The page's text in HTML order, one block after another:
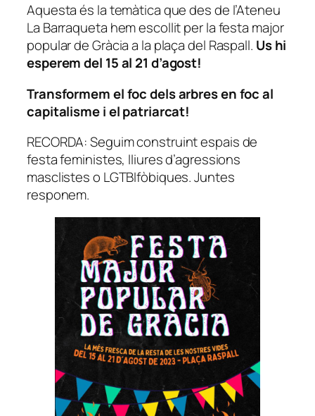
Aquesta és la temàtica que des de l’Ateneu
La Barraqueta hem escollit per la festa major
popular de Gràcia a la plaça del Raspall. Us hi
esperem del 15 al 21 d’agost!
Transformem el foc dels arbres en foc al
capitalisme i el patriarcat!
RECORDA: Seguim construint espais de
festa feministes, lliures d’agressions
masclistes o LGTBIfòbiques. Juntes
responem.